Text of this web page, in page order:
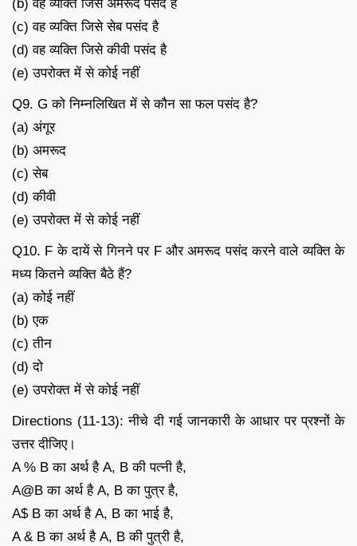
(b) वह व्यक्ति जिसे अमरूद पसंद है
(c) वह व्यक्ति जिसे सेब पसंद है
(d) वह व्यक्ति जिसे कीवी पसंद है
(e) उपरोक्त में से कोई नहीं
Q9. G को निम्नलिखित में से कौन सा फल पसंद है?
(a) अंगूर
(b) अमरूद
(c) सेब
(d) कीवी
(e) उपरोक्त में से कोई नहीं
Q10. F के दायें से गिनने पर F और अमरूद पसंद करने वाले व्यक्ति के
मध्य कितने व्यक्ति बैठे हैं?
(a) कोई नहीं
(b) एक
(c) तीन
(d) दो
(e) उपरोक्त में से कोई नहीं
Directions (11-13): नीचे दी गई जानकारी के आधार पर प्रश्नों के
उत्तर दीजिए।
A % B का अर्थ है A, B की पत्नी है,
A@B का अर्थ है A, B का पुत्र है,
A$ B का अर्थ है A, B का भाई है,
A & B का अर्थ है A, B की पुत्री है,